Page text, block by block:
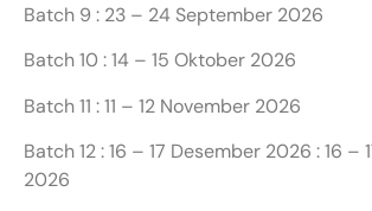
Batch 9 : 23 – 24 September 2026
Batch 10 : 14 – 15 Oktober 2026
Batch 11 : 11 – 12 November 2026
Batch 12 : 16 – 17 Desember 2026 : 16 –
2026